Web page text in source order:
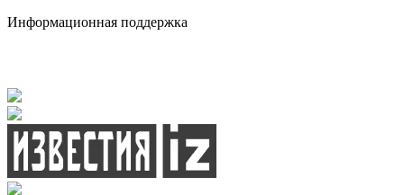
Информационная поддержка